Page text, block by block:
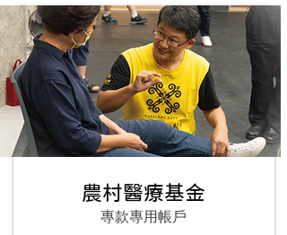
農村醫療基金
專款專用帳戶